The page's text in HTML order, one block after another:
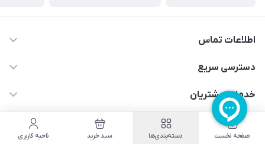
اطلاعات تماس
09171115348
شیراز، خیابان قاآنی شمالی، مجتمع تخصصی برق و روشنایی زمرد،
طبقه همکف واحد 131
دسترسی سریع
مجله فروشگاه
لیست محصولات
درباره ما
خدمات مشتریان
قوانین و مقررات
حریم خصوصی
صفحه نخست دسته‌بندی‌ها سبد خرید ناحیه کاربری